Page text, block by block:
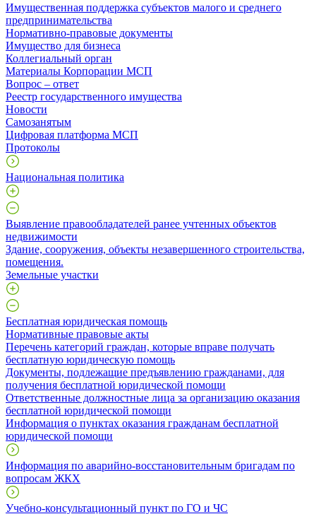
Имущественная поддержка субъектов малого и среднего
предпринимательства
Нормативно-правовые документы
Имущество для бизнеса
Коллегиальный орган
Материалы Корпорации МСП
Вопрос – ответ
Реестр государственного имущества
Новости
Самозанятым
Цифровая платформа МСП
Протоколы
Национальная политика
Выявление правообладателей ранее учтенных объектов
недвижимости
​Здание, сооружения, объекты незавершенного строительства,
помещения.
Земельные участки
Бесплатная юридическая помощь
Нормативные правовые акты
Перечень категорий граждан, которые вправе получать
бесплатную юридическую помощь
Документы, подлежащие предъявлению гражданами, для
получения бесплатной юридической помощи
Ответственные должностные лица за организацию оказания
бесплатной юридической помощи
Информация о пунктах оказания гражданам бесплатной
юридической помощи
Информация по аварийно-восстановительным бригадам по
вопросам ЖКХ
Учебно-консультационный пункт по ГО и ЧС